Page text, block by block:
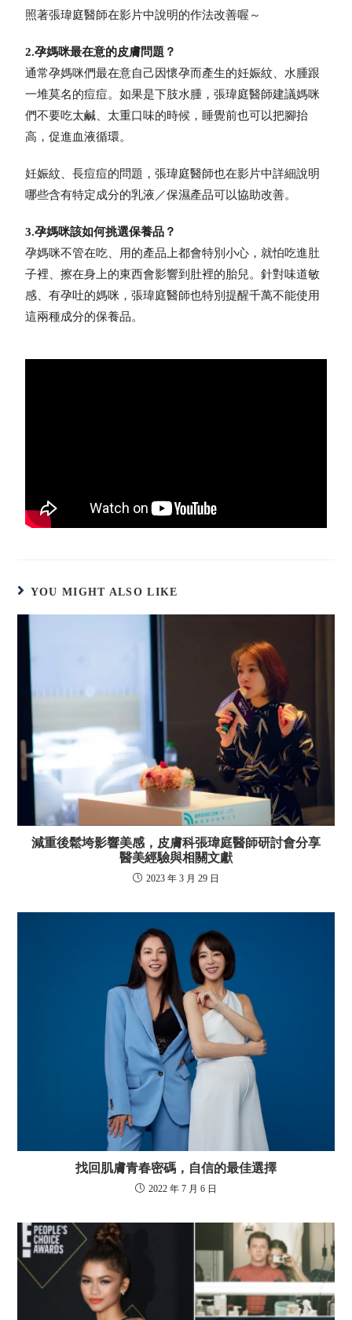
照著張瑋庭醫師在影片中說明的作法改善喔～
2.孕媽咪最在意的皮膚問題？
通常孕媽咪們最在意自己因懷孕而產生的妊娠紋、水腫跟
一堆莫名的痘痘。如果是下肢水腫，張瑋庭醫師建議媽咪
們不要吃太鹹、太重口味的時候，睡覺前也可以把腳抬
高，促進血液循環。
妊娠紋、長痘痘的問題，張瑋庭醫師也在影片中詳細說明
哪些含有特定成分的乳液／保濕產品可以協助改善。
3.孕媽咪該如何挑選保養品？
孕媽咪不管在吃、用的產品上都會特別小心，就怕吃進肚
子裡、擦在身上的東西會影響到肚裡的胎兒。針對味道敏
感、有孕吐的媽咪，張瑋庭醫師也特別提醒千萬不能使用
這兩種成分的保養品。
YOU MIGHT ALSO LIKE
減重後鬆垮影響美感，皮膚科張瑋庭醫師研討會分享
醫美經驗與相關文獻
2023 年 3 月 29 日
找回肌膚青春密碼，自信的最佳選擇
2022 年 7 月 6 日